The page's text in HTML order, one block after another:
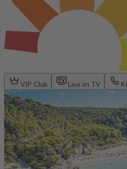
VIP Club Live im TV